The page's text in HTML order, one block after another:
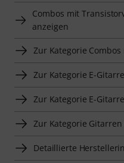
Combos mit
anzeigen
Zur Kategorie
Zur Kategorie E-
Zur Kategorie E-
Zur Kategorie Gitarren
Detaillierte